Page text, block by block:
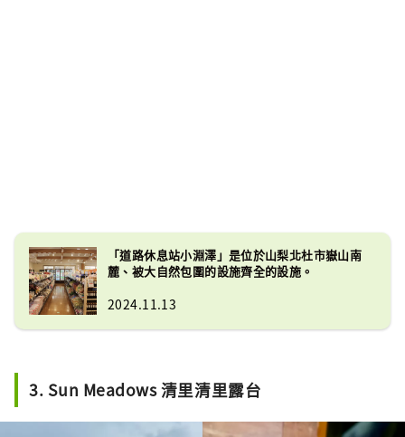
「道路休息站小淵澤」是位於山梨北杜市嶽山南
麓、被大自然包圍的設施齊全的設施。
2024.11.13
3. Sun Meadows 清里清里露台